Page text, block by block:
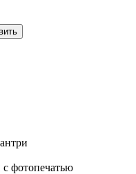
фотопечатью